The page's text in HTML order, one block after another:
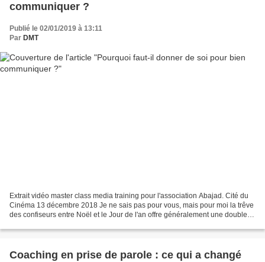
communiquer ?
Publié le 02/01/2019 à 13:11
Par DMT
Extrait vidéo master class media training pour l'association Abajad. Cité du
Cinéma 13 décembre 2018 Je ne sais pas pour vous, mais pour moi la trêve
des confiseurs entre Noël et le Jour de l'an offre généralement une double
Coaching en prise de parole : ce qui a changé